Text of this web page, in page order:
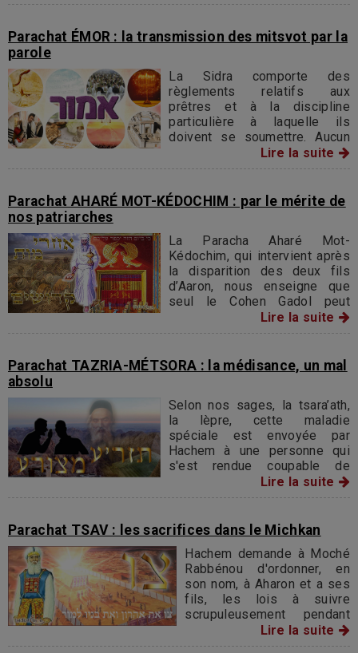
libération définitive des
esclaves.
Parachat ÉMOR : la transmission des mitsvot par la
parole
La Sidra comporte des
règlements relatifs aux
prêtres et à la discipline
particulière à laquelle ils
doivent se soumettre. Aucun
homme présentant de graves
défauts corporels n'est admis
l'intérieur du Temple.
Lire la suite
Parachat AHARÉ MOT-KÉDOCHIM : par le mérite de
nos patriarches
La Paracha Aharé Mot-
Kédochim, qui intervient après
la disparition des deux fils
d’Aaron, nous enseigne que
seul le Cohen Gadol peut
pénétrer dans le « Saint des
Saints » une fois par an, le jour
comment doit se dérouler la «
Avodat Cohanim »
Lire la suite
Parachat TAZRIA-MÉTSORA : la médisance, un mal
absolu
Selon nos sages, la tsara’ath,
la lèpre, cette maladie
spéciale est envoyée par
Hachem à une personne qui
s'est rendue coupable de
Lire la suite
Parachat TSAV : les sacrifices dans le Michkan
Hachem demande à Moché
Rabbénou d'ordonner, en
son nom, à Aharon et a ses
fils, les lois à suivre
scrupuleusement pendant
leur service dans le
Michkan. Ainsi, le feu doit
Lire la suite